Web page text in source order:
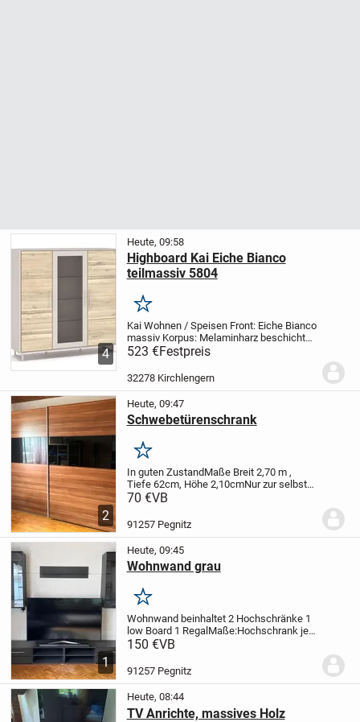
4
Heute, 09:58
Highboard Kai Eiche Bianco
teilmassiv 5804
Merken
Kai Wohnen / Speisen Front: Eiche Bianco
massivKorpus: Melaminharz beschichtet,
kreidefarbenSchubkästen mit Softclose,
Türen mit Dämpfern
Glastüren MDFFüße: Metall,
523 €Festpreis
32278 Kirchlengern
2
Heute, 09:47
Schwebetürenschrank
Merken
In guten ZustandMaßeBreit 2,70 m ,
Tiefe 62cm, Höhe 2,10cmNur zur selbst
Demontage und selbst Abholung
70 €VB
91257 Pegnitz
1
Heute, 09:45
Wohnwand grau
Merken
Wohnwand beinhaltet2 Hochschränke1
low Board 1 Regal Maße:Hochschrank je
60cm breit , 105 cm hoch , 32cm
teile a 120cm) , 34,5cm hoch , 41,5 cm...
150 €VB
91257 Pegnitz
Heute, 08:44
TV Anrichte, massives Holz